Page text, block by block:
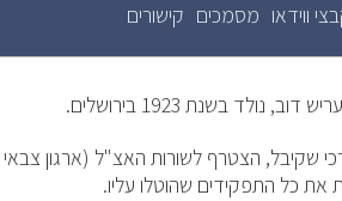
ווידאו מסמכים קישורים
בשנת 1923 בירושלים.
שקיבל, הצטרף לשורות האצ"ל (ארגון צבאי
את כל התפקידים שהוטלו עליו.